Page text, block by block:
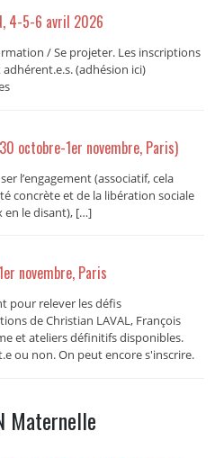
4-5-6 avril 2026
/ Se projeter. Les inscriptions
(adhésion ici)
octobre-1er novembre, Paris)
l’engagement (associatif, cela
concrète et de la libération sociale
en le disant), […]
novembre, Paris
pour relever les défis
de Christian LAVAL, François
et ateliers définitifs disponibles.
ou non. On peut encore s'inscrire.
Maternelle